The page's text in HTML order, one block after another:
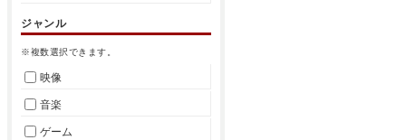
ジャンル
※複数選択できます。
映像
音楽
ゲーム